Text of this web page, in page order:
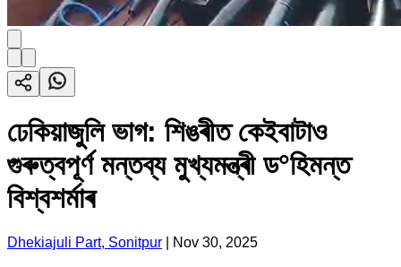
ঢেকিয়াজুলি ভাগ: শিঙৰীত কেইবাটাও
গুৰুত্বপূৰ্ণ মন্তব্য মুখ্যমন্ত্ৰী ড°হিমন্ত
বিশ্বশৰ্মাৰ
Dhekiajuli Part, Sonitpur Nov 30, 2025